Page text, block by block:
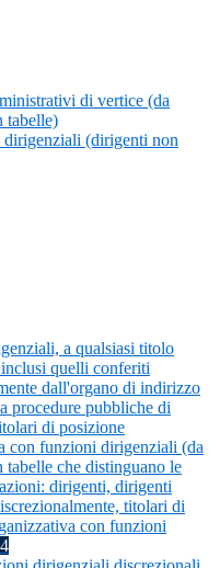
di vertice (da
tabelle)
(dirigenti non
a qualsiasi titolo
quelli conferiti
dall'organo di indirizzo
procedure pubbliche di
di posizione
con funzioni dirigenziali (da
tabelle che distinguano le
dirigenti, dirigenti
titolari di
con funzioni
4